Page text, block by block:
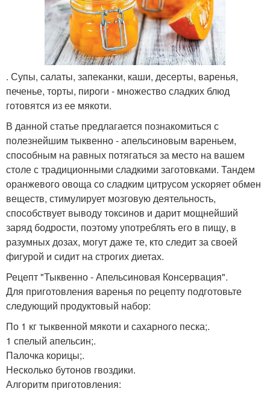
. Супы, салаты, запеканки, каши, десерты, варенья,
печенье, торты, пироги - множество сладких блюд
готовятся из ее мякоти.
В данной статье предлагается познакомиться с
полезнейшим тыквенно - апельсиновым вареньем,
способным на равных потягаться за место на вашем
столе с традиционными сладкими заготовками. Тандем
оранжевого овоща со сладким цитрусом ускоряет обмен
веществ, стимулирует мозговую деятельность,
способствует выводу токсинов и дарит мощнейший
заряд бодрости, поэтому употреблять его в пищу, в
разумных дозах, могут даже те, кто следит за своей
фигурой и сидит на строгих диетах.
Рецепт "Тыквенно - Апельсиновая Консервация".
Для приготовления варенья по рецепту подготовьте
следующий продуктовый набор:
По 1 кг тыквенной мякоти и сахарного песка;.
1 спелый апельсин;.
Палочка корицы;.
Несколько бутонов гвоздики.
Алгоритм приготовления: